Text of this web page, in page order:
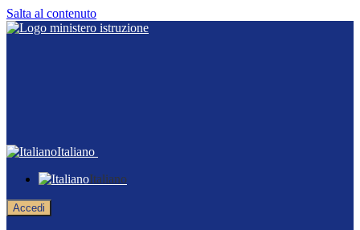
Salta al contenuto
Italiano
Italiano
Accedi